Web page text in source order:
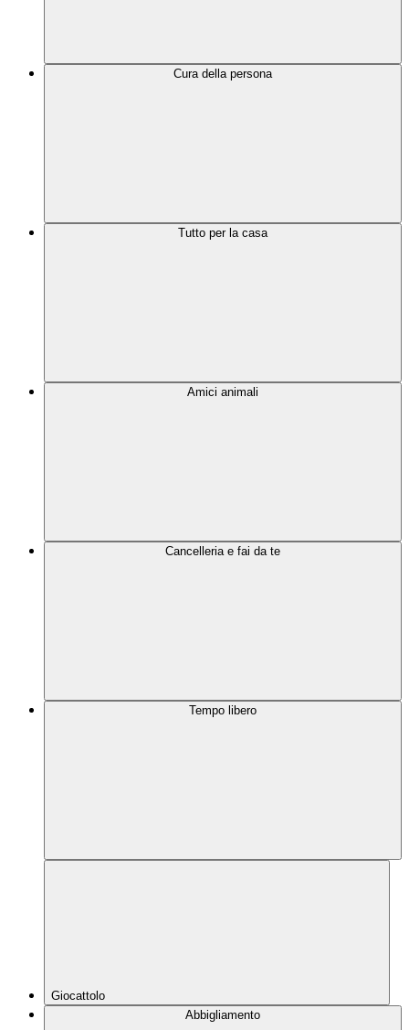
Cura della persona
Tutto per la casa
Amici animali
Cancelleria e fai da te
Tempo libero
Giocattolo
Abbigliamento